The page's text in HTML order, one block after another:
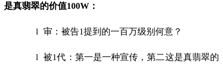
是真翡翠的价值100W ：
l 审：被告1提到的一百万级别何意？
l 被1代：第一是一种宣传，第二这是真翡翠的